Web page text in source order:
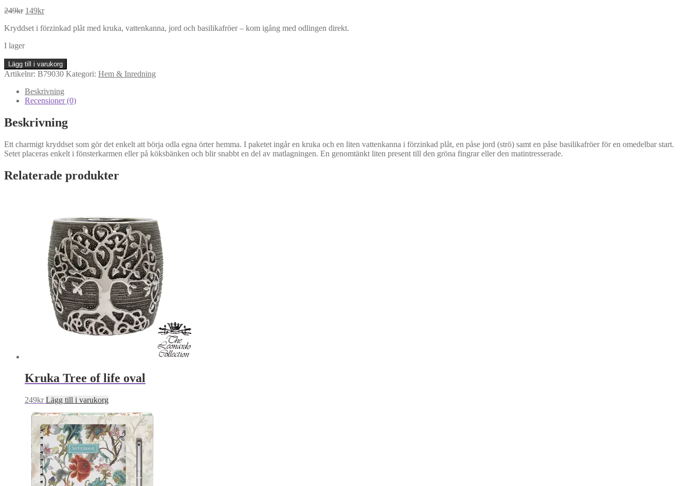
249kr Det
priset
249kr.
149krDet
priset
Kryddset i förzinkad plåt med kruka, vattenkanna, jord och basilikafröer – kom igång med odlingen direkt.
I lager
Kryddset
(kanna
kruka)
mängd
Lägg till i varukorg
Artikelnr: B79030 Kategori: Hem & Inredning
Beskrivning
Recensioner (0)
Beskrivning
Ett charmigt kryddset som gör det enkelt att börja odla egna örter hemma. I paketet ingår en kruka och en liten vattenkanna i förzinkad plåt, en påse jord (strö) samt en påse basilikafröer för en omedelbar start.
Setet placeras enkelt i fönsterkarmen eller på köksbänken och blir snabbt en del av matlagningen. En genomtänkt liten present till den gröna fingrar eller den matintresserade.
Relaterade produkter
Kruka Tree of life oval
249kr Lägg till i varukorg